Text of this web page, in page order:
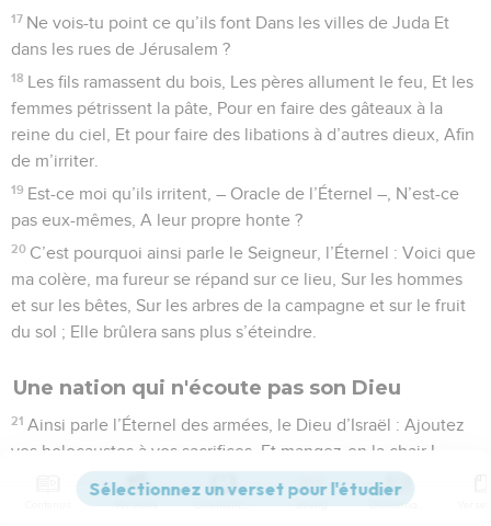
17 Ne vois-tu point ce qu’ils font Dans les villes de Juda Et
dans les rues de Jérusalem ?
18 Les fils ramassent du bois, Les pères allument le feu, Et les
femmes pétrissent la pâte, Pour en faire des gâteaux à la
reine du ciel, Et pour faire des libations à d’autres dieux, Afin
de m’irriter.
19 Est-ce moi qu’ils irritent, – Oracle de l’Éternel –, N’est-ce
pas eux-mêmes, A leur propre honte ?
20 C’est pourquoi ainsi parle le Seigneur, l’Éternel : Voici que
ma colère, ma fureur se répand sur ce lieu, Sur les hommes
et sur les bêtes, Sur les arbres de la campagne et sur le fruit
du sol ; Elle brûlera sans plus s’éteindre.
Une nation qui n'écoute pas son Dieu
21 Ainsi parle l’Éternel des armées, le Dieu d’Israël : Ajoutez
vos holocaustes à vos sacrifices, Et mangez-en la chair !
Car je n’ai point parlé avec vos pères Et je ne leur ai
donné aucun ordre, Le jour où je les ai fait sortir du pays
Versions Commentaires Strong